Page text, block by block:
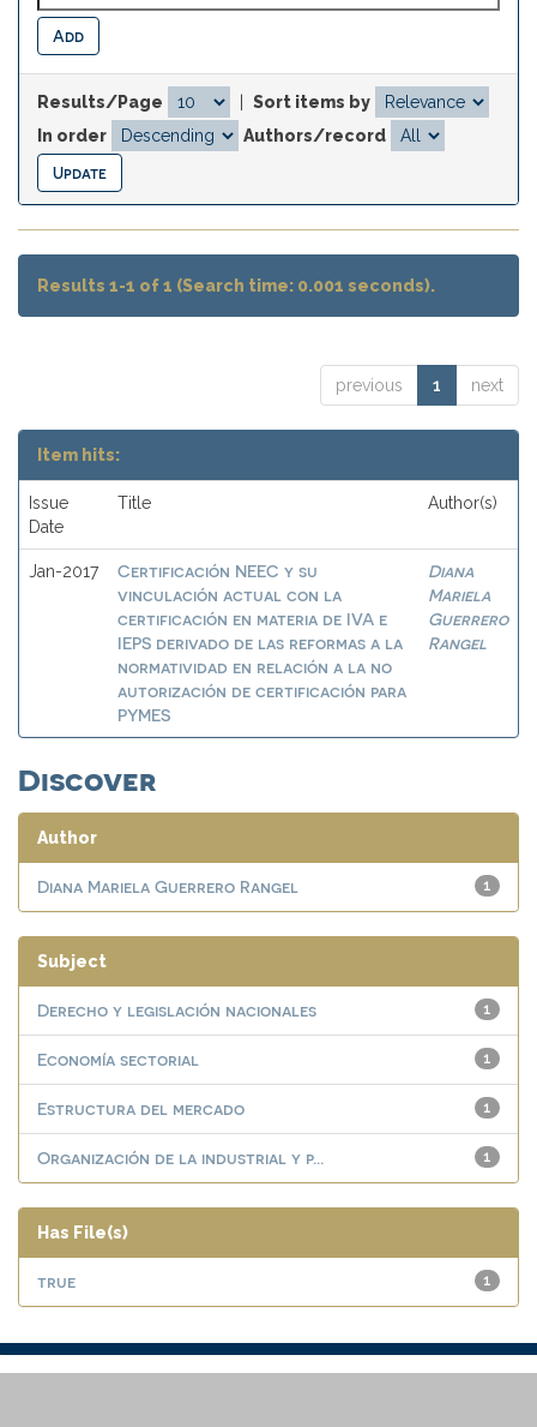
Results/Page
Sort items by
In order
Authors/record
Results 1-1 of 1 (Search time: 0.001 seconds).
previous 1 next
Item hits:
Issue
Date
Title Author(s)
Jan-2017
Certificación NEEC y su
vinculación actual con la
certificación en materia de IVA e
IEPS derivado de las reformas a la
normatividad en relación a la no
autorización de certificación para
PYMES
Diana
Mariela
Guerrero
Rangel
Discover
Author
1
Diana Mariela Guerrero Rangel
Subject
1
Derecho y legislación nacionales
1
Economía sectorial
1
Estructura del mercado
1
Organización de la industrial y p...
Has File(s)
1
true